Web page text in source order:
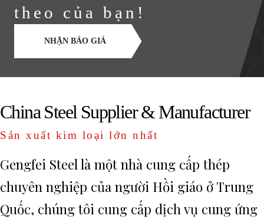
theo của bạn!
NHẬN BÁO GIÁ
China Steel Supplier & Manufacturer
Sản xuất kim loại lớn nhất
Gengfei Steel là một nhà cung cấp thép
chuyên nghiệp của người Hồi giáo ở Trung
Quốc, chúng tôi cung cấp dịch vụ cung ứng